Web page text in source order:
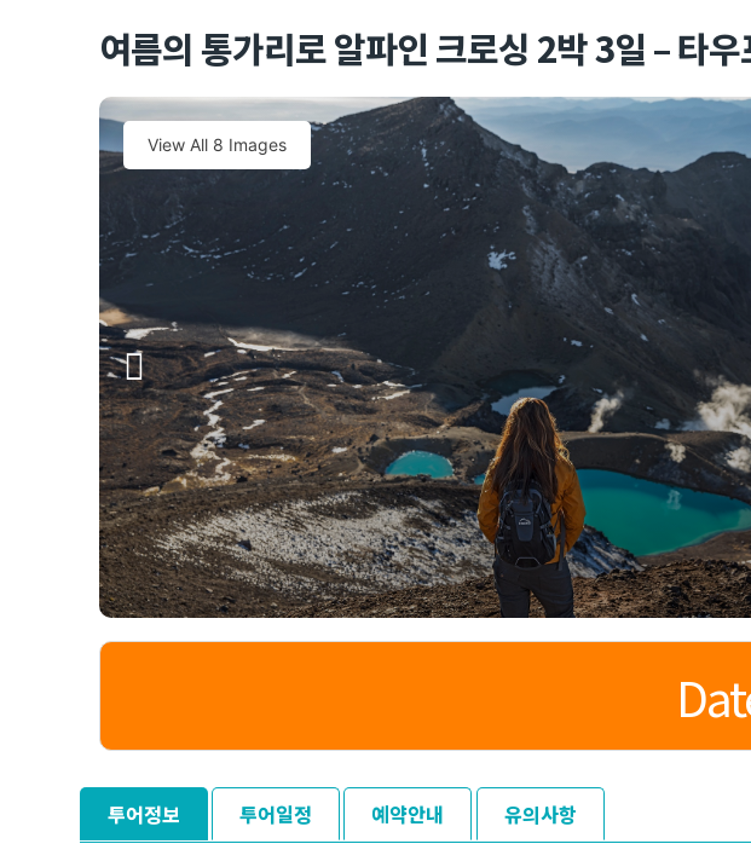
여름의 통가리로 알파인 크로싱 2박 3일 – 타
View All 8 Images
투어정보 투어일정 예약안내 유의사항